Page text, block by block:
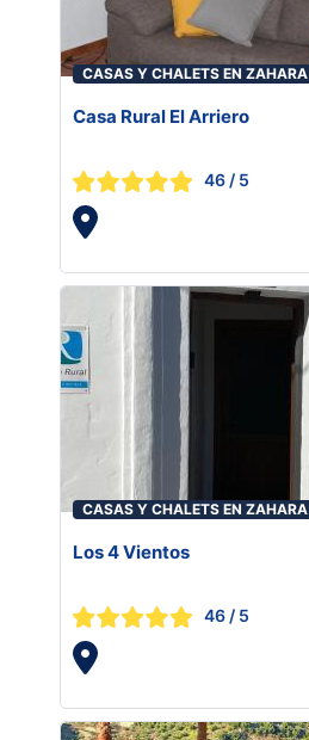
CASAS Y CHALETS EN ZAHARA
Casa Rural El Arriero
46 / 5
CASAS Y CHALETS EN ZAHARA
Los 4 Vientos
46 / 5